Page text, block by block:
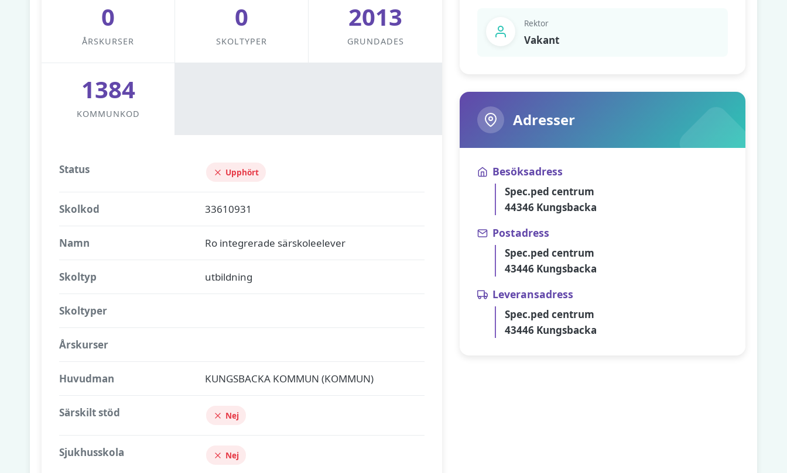
0
ÅRSKURSER
0
SKOLTYPER
2013
GRUNDADES
1384
KOMMUNKOD
Status Upphört
Skolkod 33610931
Namn Ro integrerade särskoleelever
Skoltyp utbildning
Skoltyper
Årskurser
Huvudman KUNGSBACKA KOMMUN (KOMMUN)
Särskilt stöd Nej
Sjukhusskola Nej
Rektor
Vakant
Adresser
Besöksadress
Spec.ped centrum
44346 Kungsbacka
Postadress
Spec.ped centrum
43446 Kungsbacka
Leveransadress
Spec.ped centrum
43446 Kungsbacka